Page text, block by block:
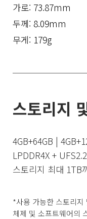
가로: 73.87mm
두께: 8.09mm
무게: 179g
스토리지
4GB+64GB |
LPDDR4X + UFS2.2
스토리지 최대 1TB
*사용 가능한 스토리
체제 및 소프트웨어의